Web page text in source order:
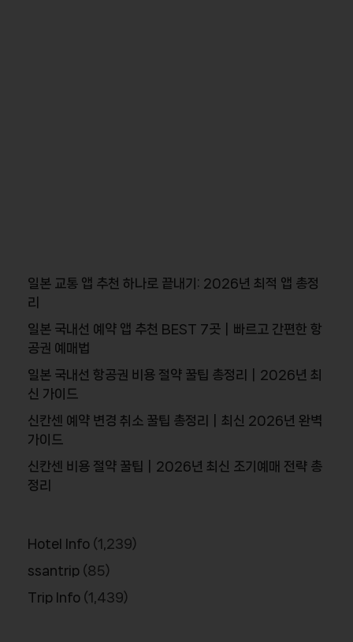
일본 교통 앱 추천 하나로 끝내기: 2026년 최적 앱 총정
리
일본 국내선 예약 앱 추천 BEST 7곳｜빠르고 간편한 항
공권 예매법
일본 국내선 항공권 비용 절약 꿀팁 총정리｜2026년 최
신 가이드
신칸센 예약 변경 취소 꿀팁 총정리｜최신 2026년 완벽
가이드
신칸센 비용 절약 꿀팁｜2026년 최신 조기예매 전략 총
정리
Hotel Info (1,239)
ssantrip (85)
Trip Info (1,439)